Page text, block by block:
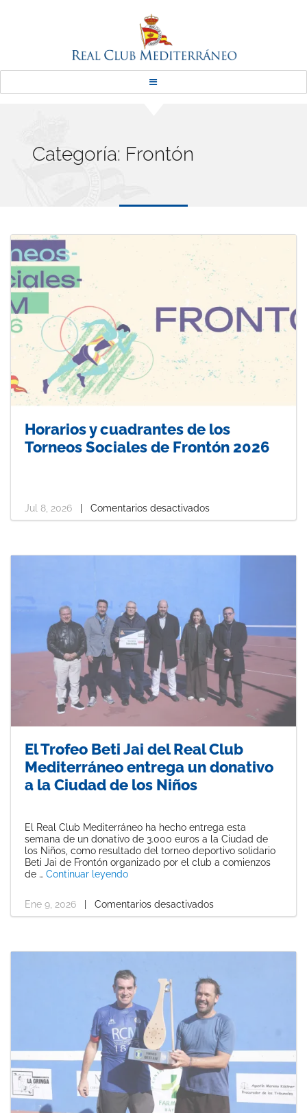
Real Club Mediterráneo
Categoría: Frontón
Horarios y cuadrantes de los
Torneos Sociales de Frontón 2026
Jul 8, 2026 Comentarios desactivados
El Trofeo Beti Jai del Real Club
Mediterráneo entrega un donativo
a la Ciudad de los Niños
El Real Club Mediterráneo ha hecho entrega esta
semana de un donativo de 3.000 euros a la Ciudad de
los Niños, como resultado del torneo deportivo solidario
Beti Jai de Frontón organizado por el club a comienzos
de … Continuar leyendo«El Trofeo Beti Jai del Real Club
Ene 9, 2026 Comentarios desactivados